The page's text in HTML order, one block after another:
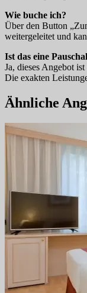
Wie buche ich?
Über den Button
weitergeleitet und
Ist das eine
Ja, dieses Angebot
Die exakten
Ähnliche